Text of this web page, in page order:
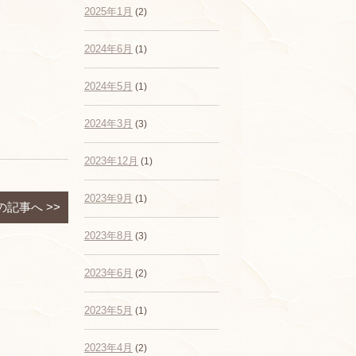
記事へ >>
2025年1月 (2)
2024年6月 (1)
2024年5月 (1)
2024年3月 (3)
2023年12月 (1)
2023年9月 (1)
2023年8月 (3)
2023年6月 (2)
2023年5月 (1)
2023年4月 (2)